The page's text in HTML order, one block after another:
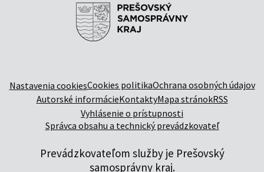
Nastavenia cookiesCookies politikaOchrana osobných údajov
Autorské informácieKontaktyMapa stránokRSS
Vyhlásenie o prístupnosti
Správca obsahu a technický prevádzkovateľ
Prevádzkovateľom služby je Prešovský
samosprávny kraj.